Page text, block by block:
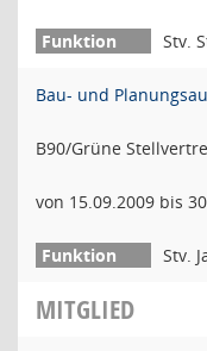
Stv.
Bau- und
B90/Grüne
von 15.09.2009 bis
Stv.
MITGLIED